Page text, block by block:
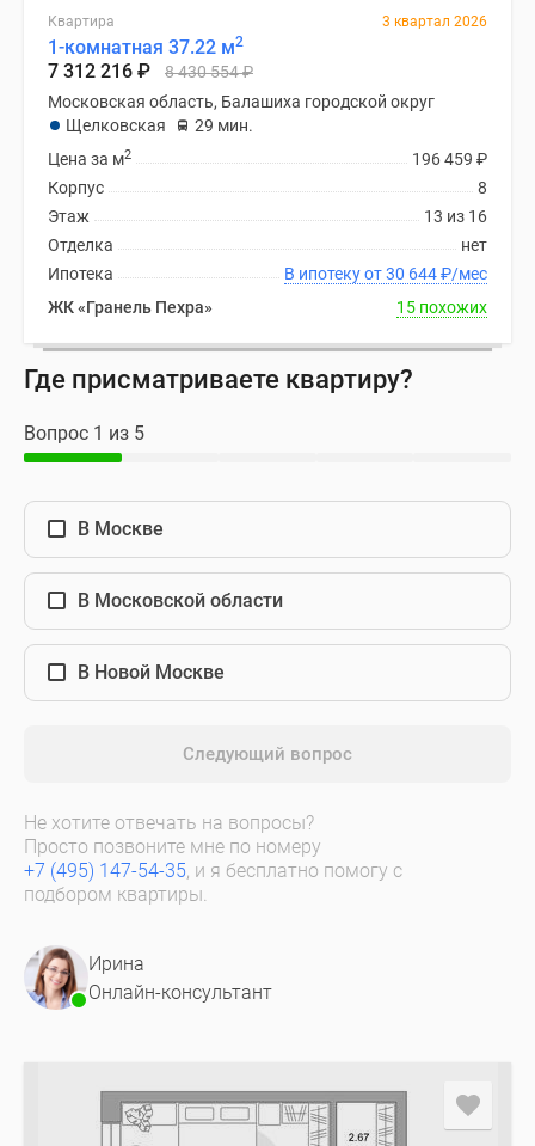
Квартира 3 квартал 2026
1-комнатная 37.22 м2
7 312 216 ₽ 8 430 554₽
Московская область, Балашиха городской округ
Щелковская
29 мин.
196 459 ₽
Цена за м2
8
Корпус
13 из 16
Этаж
нет
Отделка
В ипотеку от 30 644₽/мес
Ипотека
ЖК «Гранель Пехра»
15 похожих
Где присматриваете квартиру?
Вопрос 1 из 5
В Москве
В Московской области
В Новой Москве
Следующий вопрос
Не хотите отвечать на вопросы?
Просто позвоните мне по номеру
+7 (495) 147-54-35, и я бесплатно помогу с
подбором квартиры.
Ирина
Онлайн-консультант